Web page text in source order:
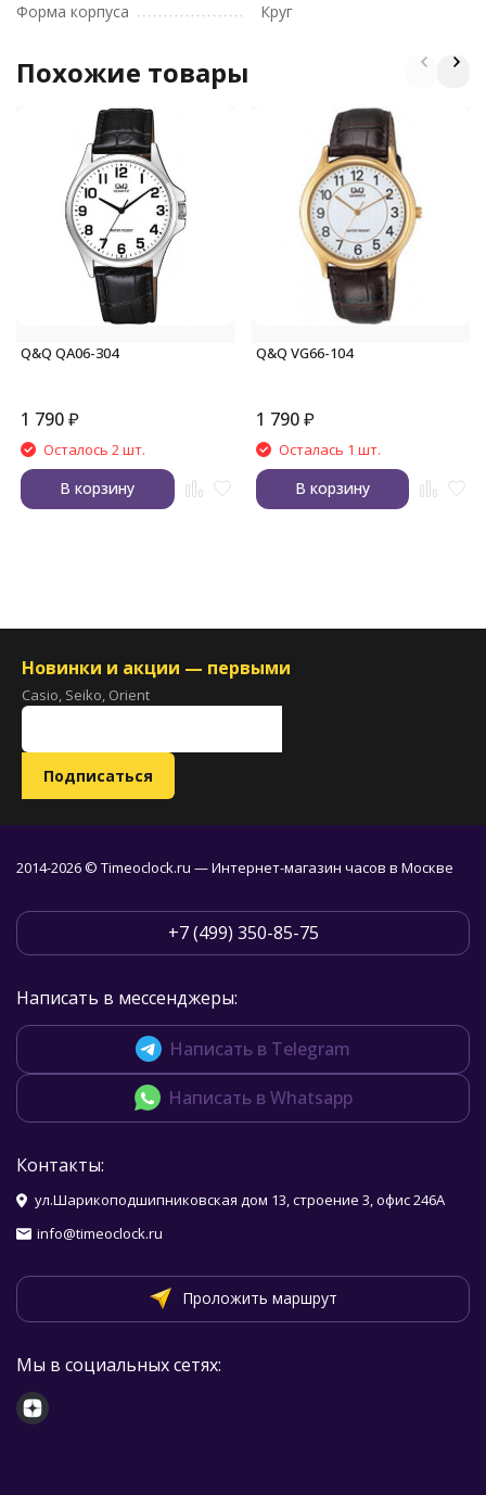
Форма корпуса
Круг
Похожие товары
Q&Q QA06-304
1 790₽
Осталось 2 шт.
В корзину
Q&Q VG66-104
1 790 ₽
Осталась 1 шт.
В корзину
Новинки и акции — первыми
Casio, Seiko, Orient
2014-2026 © Timeoclock.ru — Интернет-магазин часов в Москве
+7 (499) 350-85-75
Написать в мессенджеры:
Написать в Telegram
Написать в Whatsapp
Контакты:
ул.Шарикоподшипниковская дом 13, строение 3, офис 246А
info@timeoclock.ru
Проложить маршрут
Мы в социальных сетях: